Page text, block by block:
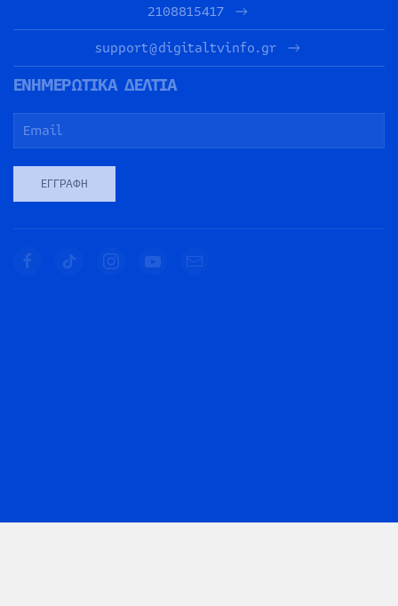
2108815417
support@digitaltvinfo.gr
ΕΝΗΜΕΡΩΤΙΚΑ ΔΕΛΤΙΑ
ΕΓΓΡΑΦΉ